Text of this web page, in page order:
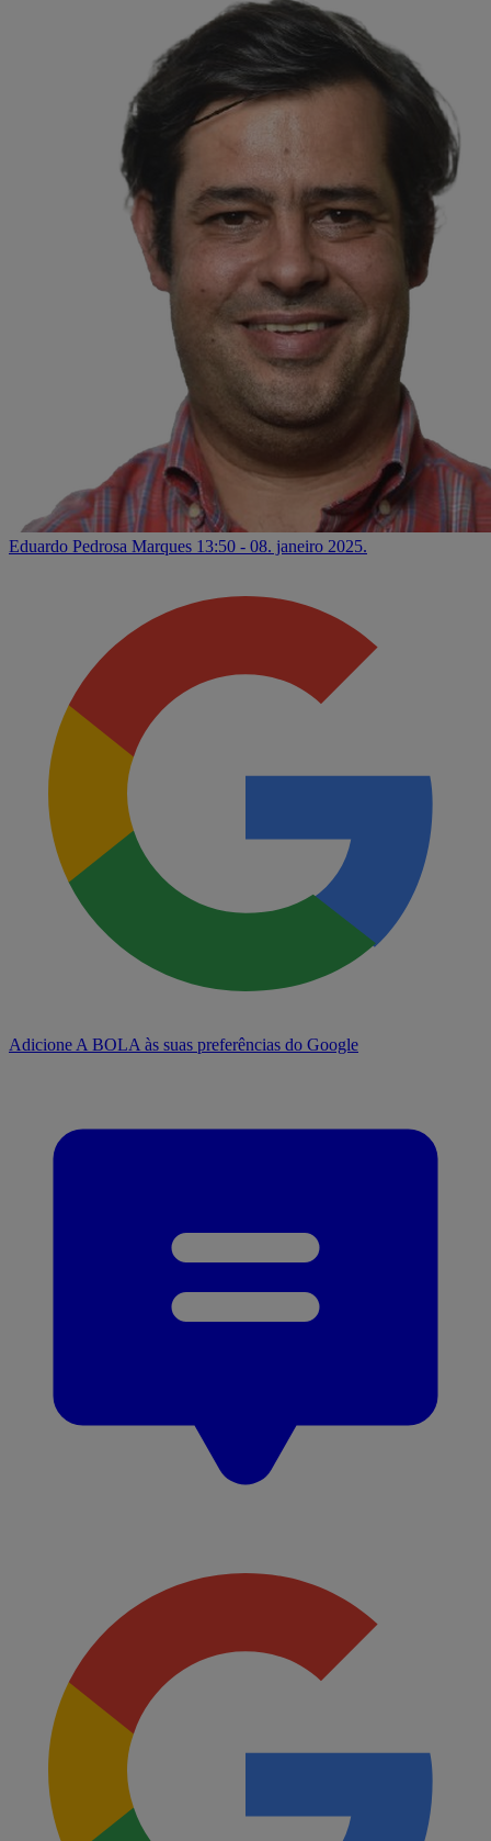
Eduardo Pedrosa Marques 13:50 - 08. janeiro 2025.
Adicione A BOLA às suas preferências do Google